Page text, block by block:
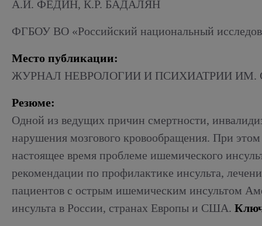
А.И. ФЕДИН, К.Р. БАДАЛЯН
ФГБОУ ВО «Российский национальный
Место публикации:
ЖУРНАЛ НЕВРОЛОГИИ И ПСИХИАТРИИ ИМ.
Резюме:
Одной из ведущих причин смертности,
нарушения мозгового кровообращения. При
настоящее время проблеме ишемического
рекомендации по профилактике инсульта,
пациентов с острым ишемическим инсультом
инсульта в России, странах Европы и США.